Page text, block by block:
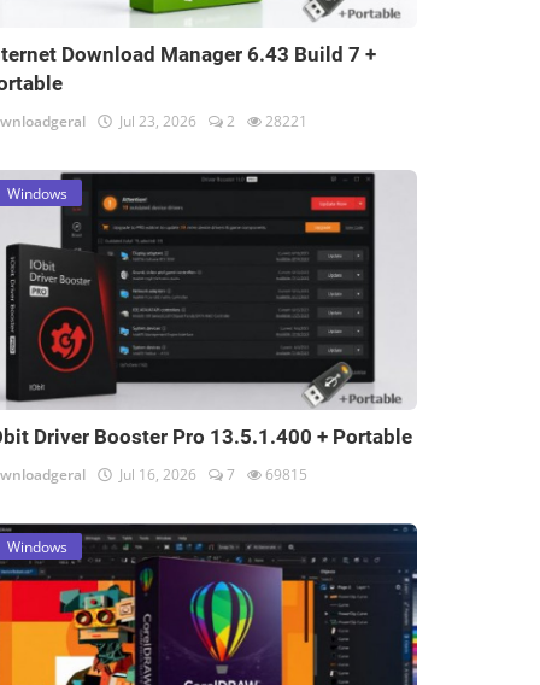
Download Manager 6.43 Build 7 +
Jul 23, 2026 2 28221
Windows
Driver Booster Pro 13.5.1.400 + Portable
Jul 16, 2026 7 69815
Windows